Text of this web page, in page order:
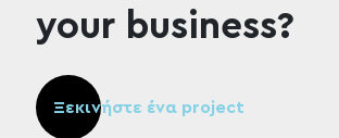
your business?
Ξεκινήστε ένα project